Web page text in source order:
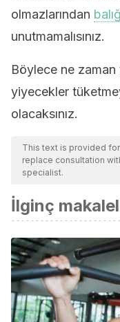
olmazlarından
unutmamalısınız.
Böylece ne
yiyecekler
olacaksınız.
This text is provided
replace consultation
specialist.
İlginç